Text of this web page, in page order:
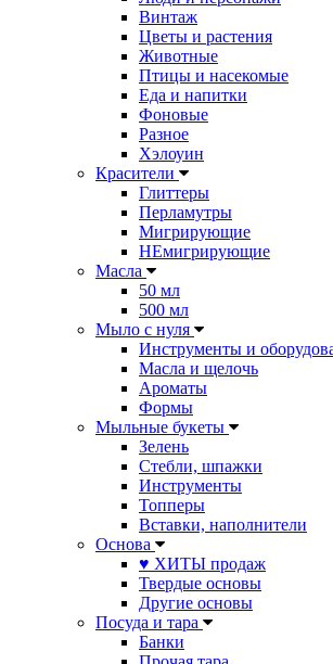
Винтаж
Цветы и растения
Животные
Птицы и насекомые
Еда и напитки
Фоновые
Разное
Хэлоуин
Красители
Глиттеры
Перламутры
Мигрирующие
НЕмигрирующие
Масла
50 мл
500 мл
Мыло с нуля
Инструменты и
Масла и щелочь
Ароматы
Формы
Мыльные букеты
Зелень
Стебли, шпажки
Инструменты
Топперы
Вставки, наполнители
Основа
♥ ХИТЫ продаж
Твердые основы
Другие основы
Посуда и тара
Банки